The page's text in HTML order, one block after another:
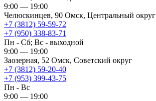
9:00 — 19:00
Челюскинцев, 90 Омск, ​Центральный округ
+7 (3812) 59-59-72
+7 (950) 338-83-71
Пн - Сб; Вс - выходной
9:00 — 19:00
Заозерная, 52 Омск, ​Советский округ
+7 (3812) 59-20-40
+7 (953) 399-43-75
Пн - Вс
9:00 — 19:00